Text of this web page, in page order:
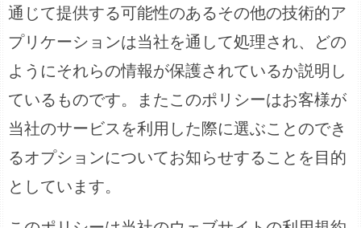
通じて提供する可能性のあるその他の技術的ア
プリケーションは当社を通して処理され、どの
ようにそれらの情報が保護されているか説明し
ているものです。またこのポリシーはお客様が
当社のサービスを利用した際に選ぶことのでき
るオプションについてお知らせすることを目的
としています。